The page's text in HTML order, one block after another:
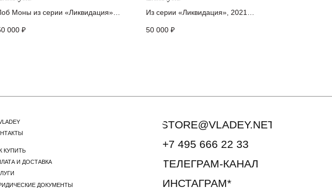
Моны из серии «Ликвидация»
x 20 см
000 ₽
Из серии «Ликвидация», 2021
20 x 20 см
50 000 ₽
STORE@VLADEY.NET
+7 495 666 22 33
политикойобработки персональных данных Подписаться